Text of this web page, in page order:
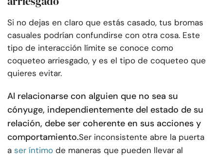
Si no dejas en claro que estás casado, tus bromas
casuales podrían confundirse con otra cosa. Este
tipo de interacción límite se conoce como
coqueteo arriesgado, y es el tipo de coqueteo que
quieres evitar.
Al relacionarse con alguien que no sea su
cónyuge, independientemente del estado de su
relación, debe ser coherente en sus acciones y
comportamiento.Ser inconsistente abre la puerta
a ser íntimo de maneras que pueden llevar al